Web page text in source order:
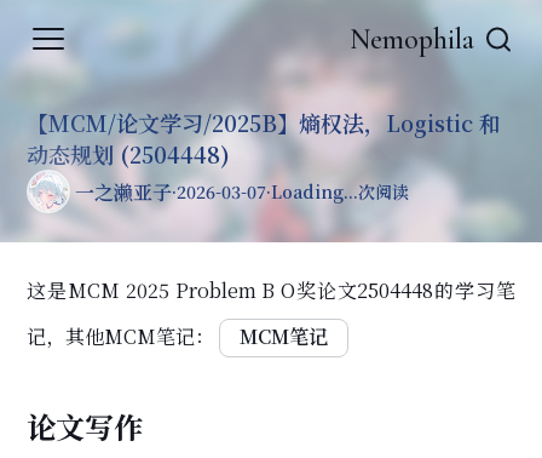
Nemophila
【MCM/论文学习/2025B】熵权法，Logistic 和
动态规划 (2504448)
一之濑亚子·2026-03-07·Loading...次阅读
这是MCM 2025 Problem B O奖论文2504448的学习笔
记，其他MCM笔记：
论文写作